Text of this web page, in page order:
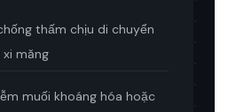
thấm chịu di chuyển
măng
muối khoáng hóa hoặc